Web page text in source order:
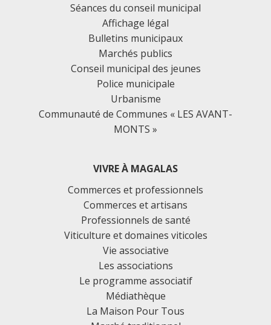
Séances du conseil municipal
Affichage légal
Bulletins municipaux
Marchés publics
Conseil municipal des jeunes
Police municipale
Urbanisme
Communauté de Communes « LES AVANT-
MONTS »
VIVRE À MAGALAS
Commerces et professionnels
Commerces et artisans
Professionnels de santé
Viticulture et domaines viticoles
Vie associative
Les associations
Le programme associatif
Médiathèque
La Maison Pour Tous